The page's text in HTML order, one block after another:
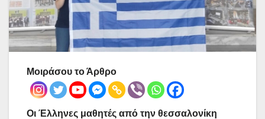
Μοιράσου το Άρθρο
Οι Έλληνες μαθητές από την θεσσαλονίκη